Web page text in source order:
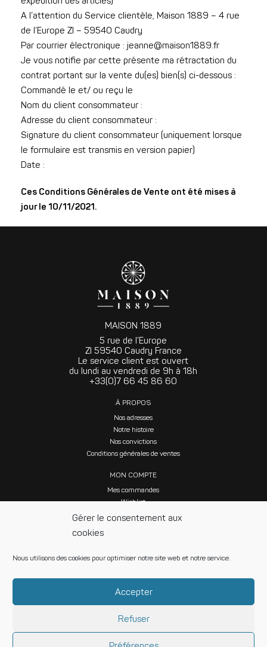
Gérer le consentement aux
cookies
Nous utilisons des cookies pour optimiser notre site web et notre service.
Accepter
Refuser
A l’attention du Service clientèle, Maison 1889 – 4 rue
de l’Europe ZI – 59540 Caudry
Par courrier électronique : jeanne@maison1889.fr
Je vous notifie par cette présente ma rétractation du
contrat portant sur la vente du(es) bien(s) ci-dessous :
Commandé le et/ ou reçu le
Nom du client consommateur :
Adresse du client consommateur :
Signature du client consommateur (uniquement lorsque
le formulaire est transmis en version papier)
Date :
Ces Conditions Générales de Vente ont été mises à
jour le 10/11/2021.
MAISON 1889
5 rue de l’Europe
ZI 59540 Caudry France
Le service client est ouvert
du lundi au vendredi de 9h à 18h
+33(0)7 66 45 86 60
À PROPOS
Nos adresses
Notre histoire
Nos convictions
Conditions générales de ventes
MON COMPTE
Mes commandes
Wishlist
SUIVEZ NOUS SUR LES RÉSEAUX SOCIAUX